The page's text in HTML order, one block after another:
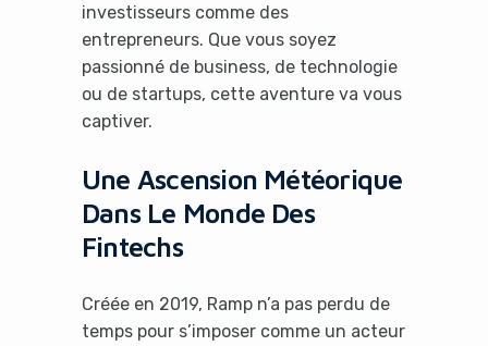
investisseurs comme des
entrepreneurs. Que vous soyez
passionné de business, de technologie
ou de startups, cette aventure va vous
captiver.
Une Ascension Météorique
Dans Le Monde Des
Fintechs
Créée en 2019, Ramp n’a pas perdu de
temps pour s’imposer comme un acteur